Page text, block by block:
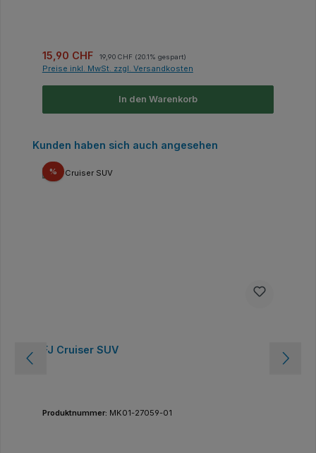
Verkaufspreis:
15,90 CHF 19,90 CHF (20.1% gespart)
Preise inkl. MwSt. zzgl. Versandkosten
In den Warenkorb
Produktgalerie überspringen
Kunden haben sich auch angesehen
%Rabatt
FJ Cruiser SUV
Produktnummer: MK01-27059-01